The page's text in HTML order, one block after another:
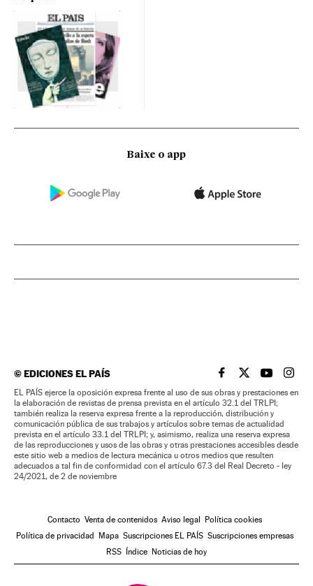
Baixe o app
©EDICIONES EL PAÍS EL PAÍS BRASIL EN
EL PAÍSEL PAÍS
EL
EL PAÍS ejerce la oposición expresa frente al uso de sus obras y prestaciones en
la elaboración de revistas de prensa prevista en el artículo 32.1 del TRLPI;
también realiza la reserva expresa frente a la reproducción, distribución y
comunicación pública de sus trabajos y artículos sobre temas de actualidad
prevista en el artículo 33.1 del TRLPI; y, asimismo, realiza una reserva expresa
de las reproducciones y usos de las obras y otras prestaciones accesibles desde
este sitio web a medios de lectura mecánica u otros medios que resulten
adecuados a tal fin de conformidad con el artículo 67.3 del Real Decreto - ley
24/2021, de 2 de noviembre
Contacto Venta de contenidos Aviso legal
Política cookies
Política de privacidad
Mapa Suscripciones EL PAÍS Suscripciones empresas
RSS
Índice Noticias de hoy